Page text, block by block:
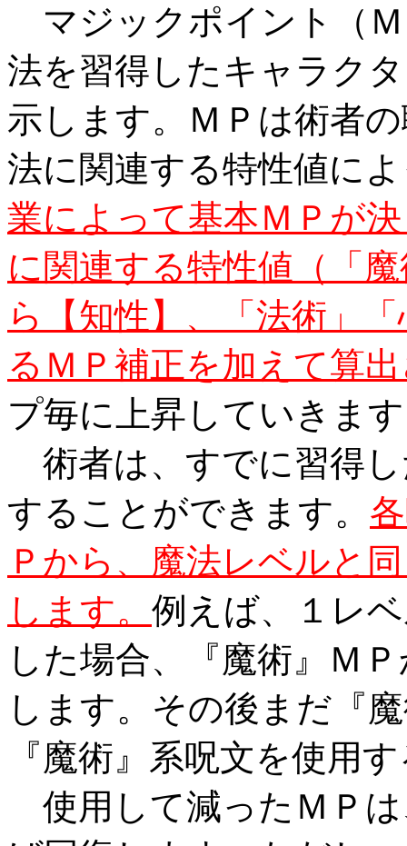
マジックポイント（
法を習得したキャラク
示します。ＭＰは術者
法に関連する特性値に
業によって基本ＭＰが
に関連する特性値（「
ら【知性】、「法術」
るＭＰ補正を加えて算
プ毎に上昇していきま
術者は、すでに習得
することができます。
Ｐから、魔法レベルと
します。 例えば、１レ
した場合、『魔術』Ｍ
します。その後まだ『
『魔術』系呪文を使用
使用して減ったＭＰ